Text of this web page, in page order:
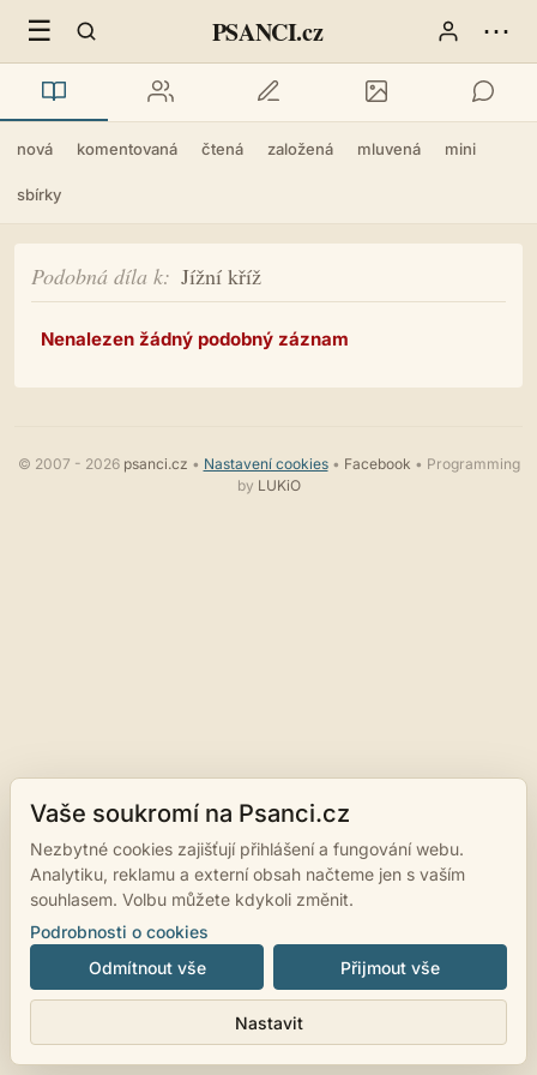
☰ PSANCI.cz ⋯
nová komentovaná čtená založená mluvená mini
sbírky
Podobná díla k Jížní kříž
Nenalezen žádný podobný záznam
© 2007 - 2026 psanci.cz • Nastavení cookies• Facebook • Programming
by LUKiO
Vaše soukromí na Psanci.cz
Nezbytné cookies zajišťují přihlášení a fungování webu.
Analytiku, reklamu a externí obsah načteme jen s vaším
souhlasem. Volbu můžete kdykoli změnit.
Podrobnosti o cookies
Odmítnout vše
Nastavit
Přijmout vše